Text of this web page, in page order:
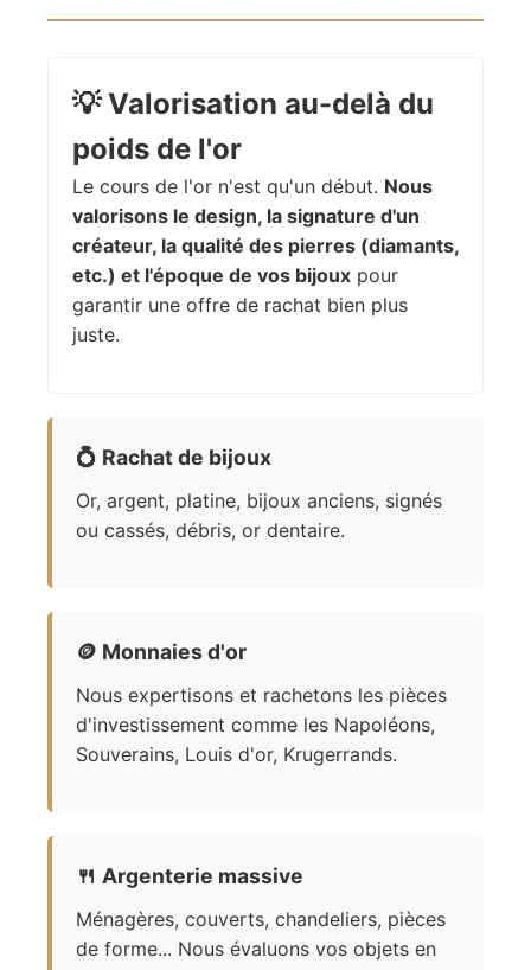
💡Valorisation au-delà du
poids de l'or
Le cours de l'or n'est qu'un début. Nous
valorisons le design, la signature d'un
créateur, la qualité des pierres (diamants,
etc.) et l'époque de vos bijoux pour
garantir une offre de rachat bien plus
juste.
💍 Rachat de bijoux
Or, argent, platine, bijoux anciens, signés
ou cassés, débris, or dentaire.
🪙 Monnaies d'or
Nous expertisons et rachetons les pièces
d'investissement comme les Napoléons,
Souverains, Louis d'or, Krugerrands.
🍴 Argenterie massive
Ménagères, couverts, chandeliers, pièces
de forme... Nous évaluons vos objets en